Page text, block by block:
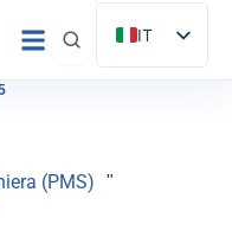
IT
ES
(PMS) "